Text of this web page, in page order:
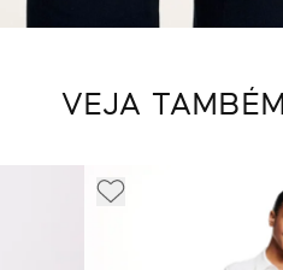
VEJA TAMBÉM